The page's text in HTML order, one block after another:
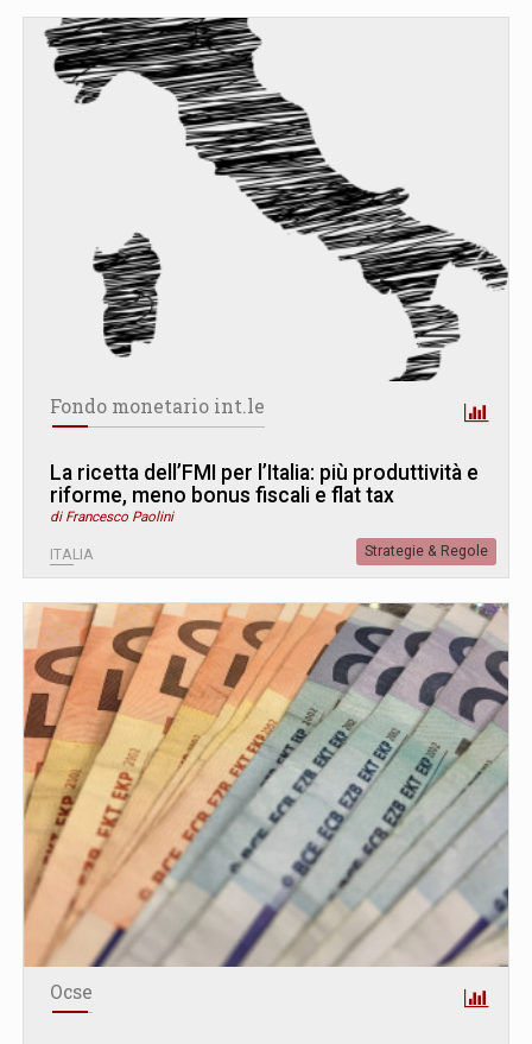
Fondo monetario int.le
La ricetta dell’FMI per l’Italia: più produttività e
riforme, meno bonus fiscali e flat tax
di Francesco Paolini
ITALIA Strategie & Regole
Ocse